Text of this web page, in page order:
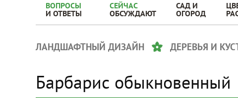
ВОПРОСЫ
И ОТВЕТЫ
СЕЙЧАС
ОБСУЖДАЮТ
САД И
ОГОРОД
ЛАНДШАФТНЫЙ ДИЗАЙН ДЕРЕВЬЯ И
Барбарис обыкновенный